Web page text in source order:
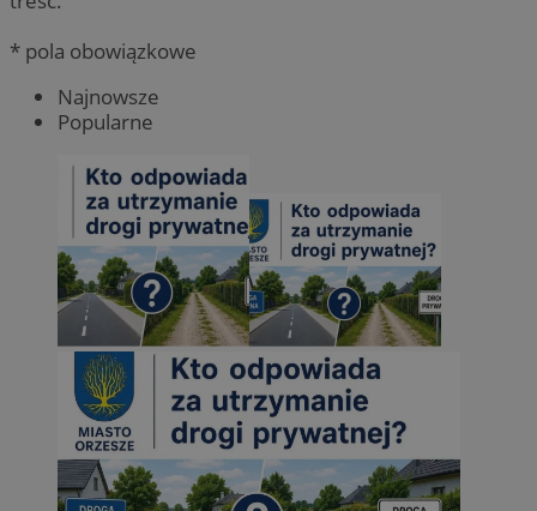
* pola obowiązkowe
Najnowsze
Popularne